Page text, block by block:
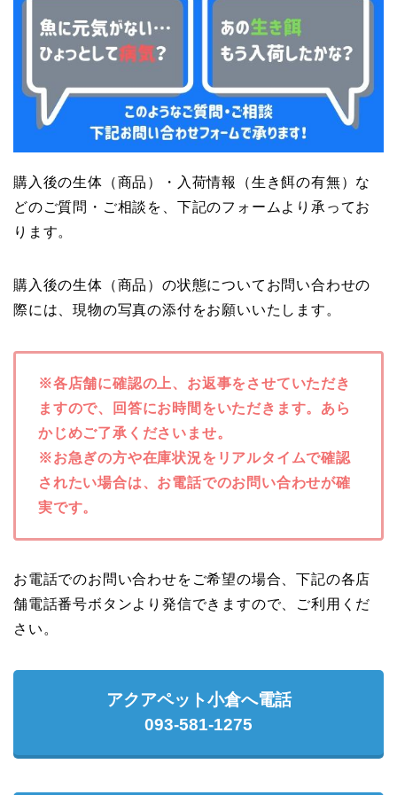
購入後の生体（商品）・入荷情報（生き餌の有無）な
どのご質問・ご相談を、下記のフォームより承ってお
ります。
購入後の生体（商品）の状態についてお問い合わせの
際には、現物の写真の添付をお願いいたします。
※各店舗に確認の上、お返事をさせていただき
ますので、回答にお時間をいただきます。あら
かじめご了承くださいませ。
※お急ぎの方や在庫状況をリアルタイムで確認
されたい場合は、お電話でのお問い合わせが確
実です。
お電話でのお問い合わせをご希望の場合、下記の各店
舗電話番号ボタンより発信できますので、ご利用くだ
さい。
アクアペット小倉へ電話
093-581-1275